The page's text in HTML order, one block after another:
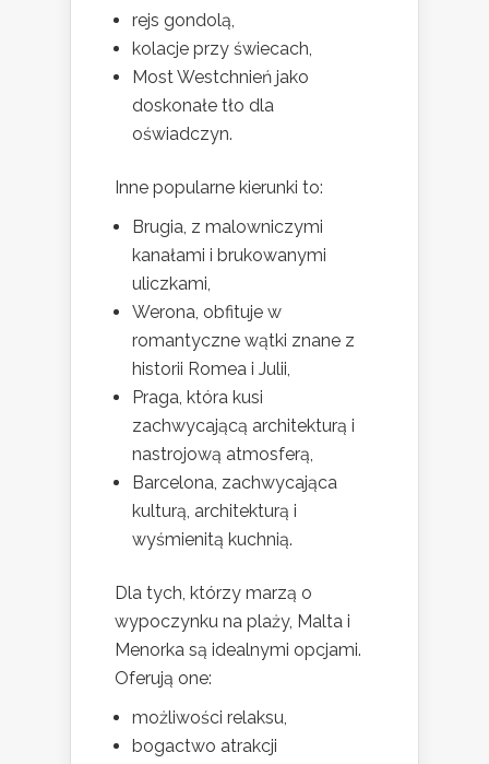
rejs gondolą,
kolacje przy świecach,
Most Westchnień jako
doskonałe tło dla
oświadczyn.
Inne popularne kierunki to:
Brugia, z malowniczymi
kanałami i brukowanymi
uliczkami,
Werona, obfituje w
romantyczne wątki znane z
historii Romea i Julii,
Praga, która kusi
zachwycającą architekturą i
nastrojową atmosferą,
Barcelona, zachwycająca
kulturą, architekturą i
wyśmienitą kuchnią.
Dla tych, którzy marzą o
wypoczynku na plaży, Malta i
Menorka są idealnymi opcjami.
Oferują one:
możliwości relaksu,
bogactwo atrakcji